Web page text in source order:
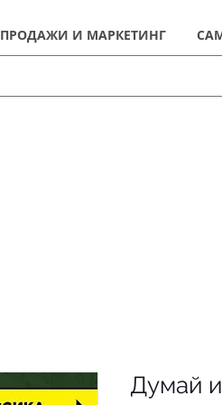
ПРОДАЖИ И МАРКЕТИНГ
Думай